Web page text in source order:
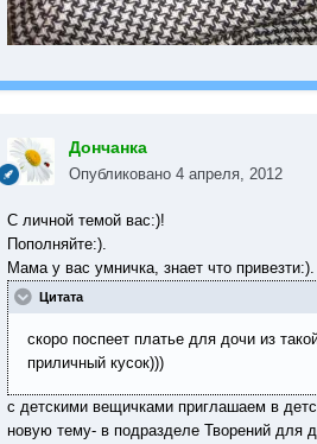
Дончанка
Опубликовано 4 апреля, 2012
С личной темой вас:)!
Пополняйте:).
Мама у вас умничка, знает что привезти:).
Цитата
скоро поспеет платье для дочи из
приличный кусок)))
с детскими вещичками приглашаем в
новую тему- в подразделе Творений для